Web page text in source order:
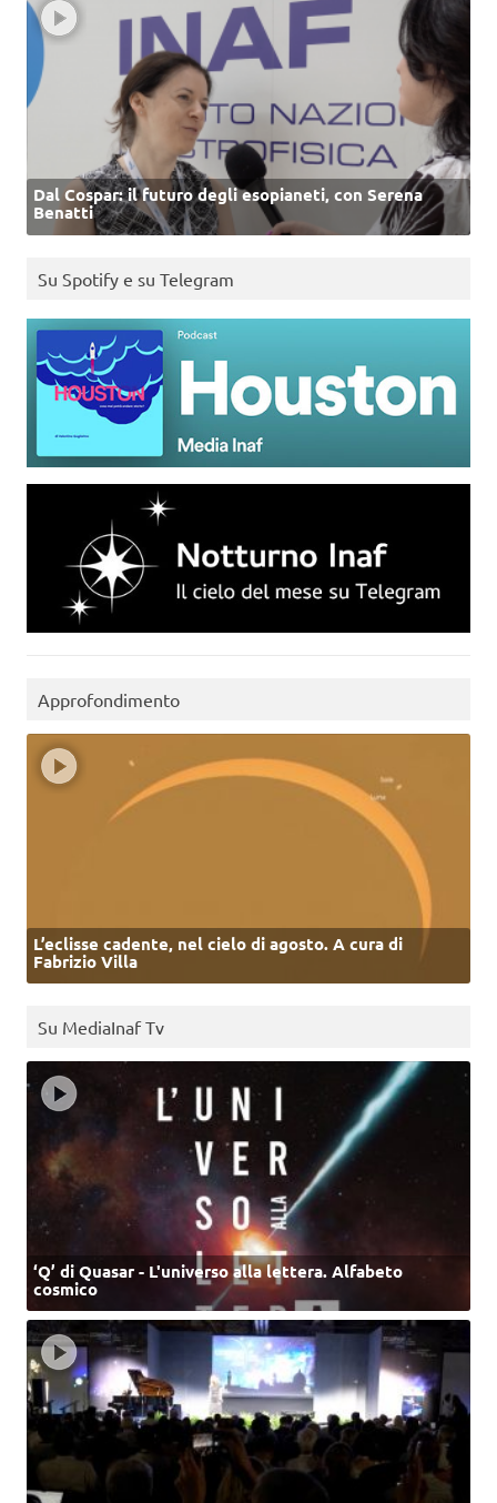
Dal Cospar: il futuro degli esopianeti, con Serena
Benatti
Su Spotify e su Telegram
Approfondimento
L’eclisse cadente, nel cielo di agosto. A cura di
Fabrizio Villa
Su MediaInaf Tv
‘Q’ di Quasar - L'universo alla lettera. Alfabeto
cosmico